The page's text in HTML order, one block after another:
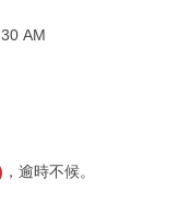
AM
，逾時不候。